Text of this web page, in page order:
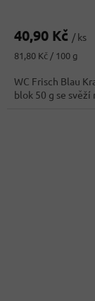
40,90 Kč / ks
Měrná
81,80 Kč / 100 g
WC Frisch Blau
blok 50 g se